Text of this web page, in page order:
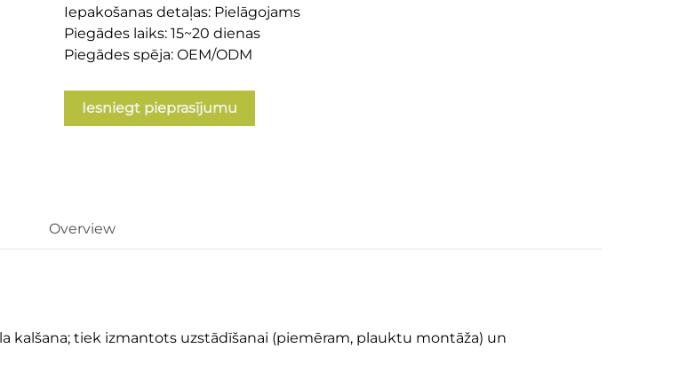
Iepakošanas detaļas: Pielāgojams
Piegādes laiks: 15~20 dienas
Piegādes spēja: OEM/ODM
Iesniegt pieprasījumu
Overview
kalšana; tiek izmantots uzstādīšanai (piemēram, plauktu montāža) un